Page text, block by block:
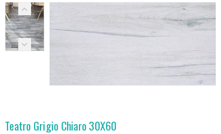
Teatro Grigio Chiaro 30X60